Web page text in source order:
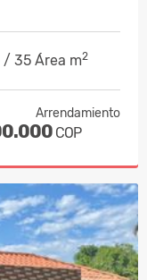
/ 35 Área m2
Arrendamiento
COP